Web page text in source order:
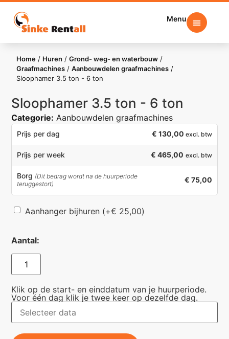
Menu
Home / Huren /Grond- weg- en waterbouw /
Graafmachines /Aanbouwdelen graafmachines /
Sloophamer 3.5 ton - 6 ton
Sloophamer 3.5 ton - 6 ton
Categorie: Aanbouwdelen graafmachines
Prijs per dag € 130,00 excl. btw
Prijs per week € 465,00 excl. btw
Borg (Dit bedrag wordt na de huurperiode
teruggestort)
€ 75,00
Aanhanger bijhuren (+€ 25,00)
Aantal:
Klik op de start- en einddatum van je huurperiode.
Voor één dag klik je twee keer op dezelfde dag.